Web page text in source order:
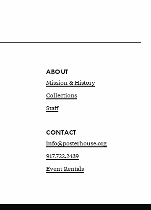
ABOUT
Mission & History
Collections
Staff
CONTACT
info@posterhouse.org
917.722.2439
Event Rentals